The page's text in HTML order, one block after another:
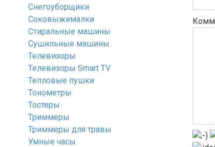
Снегоуборщики
Соковыжималки
Стиральные машины
Сушильные машины
Телевизоры
Телевизоры Smart TV
Тепловые пушки
Тонометры
Тостеры
Триммеры
Триммеры для травы
Умные часы